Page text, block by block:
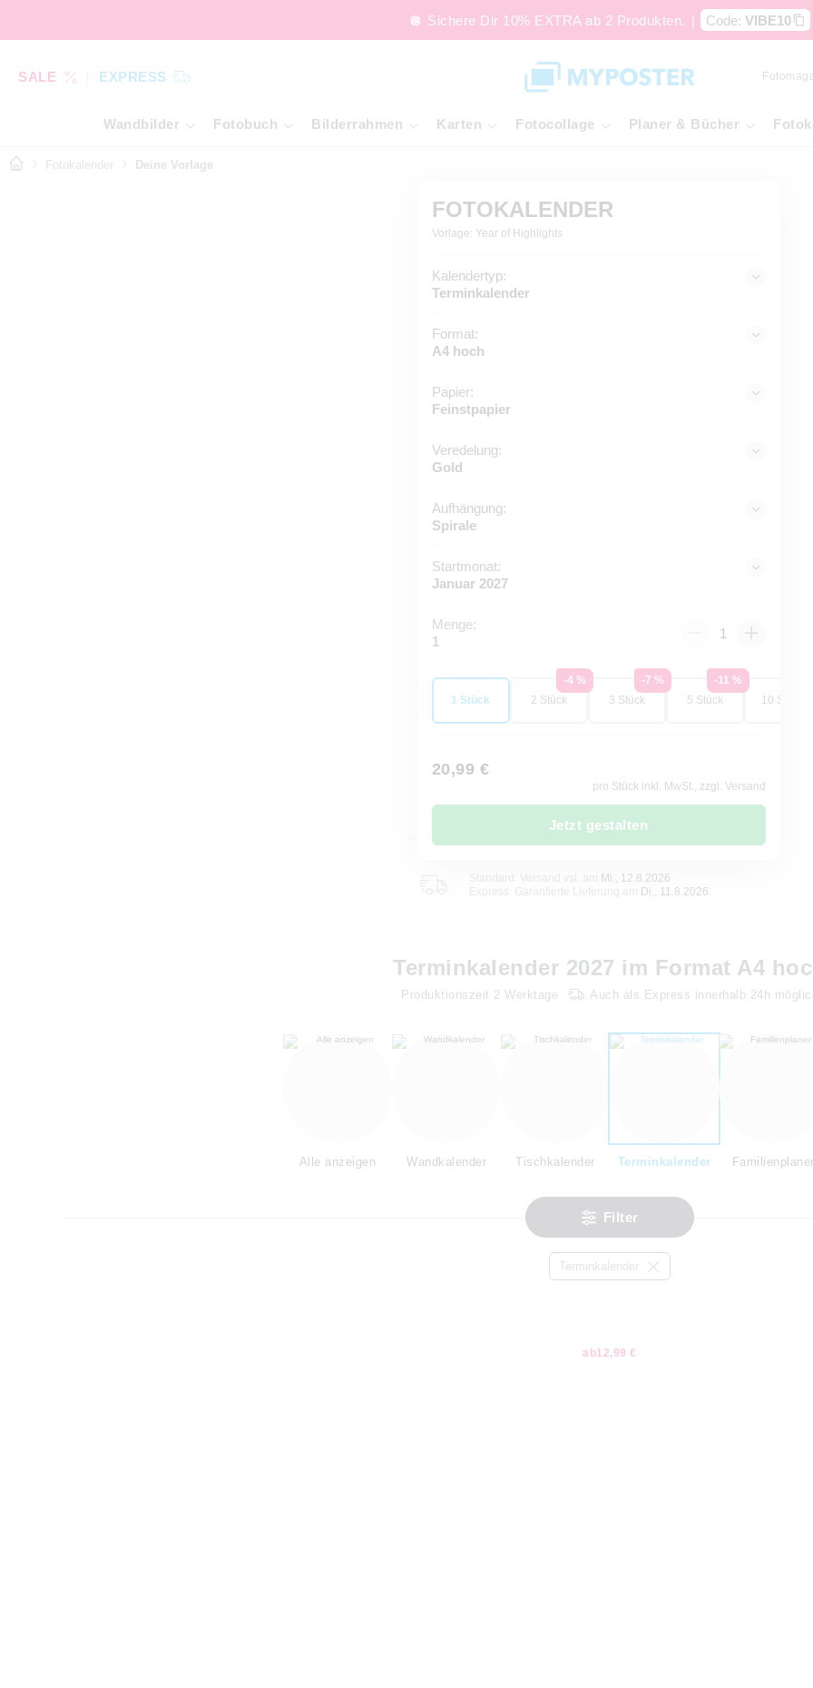
🪩 Sichere Dir 10% EXTRA ab 2 Produkten. | Code: VIBE10
SALE EXPRESS
Wandbilder Fotobuch Bilderrahmen Karten Fotocollage Planer & Bücher
Fotokalender Deine Vorlage
FOTOKALENDER
Vorlage: Year of Highlights
Kalendertyp:
Terminkalender
Format:
A4 hoch
Papier:
Feinstpapier
Veredelung:
Gold
Aufhängung:
Spirale
Startmonat:
Januar 2027
Menge:
1
1 Stück
-4 %
2 Stück
-7 %
3 Stück
-11 %
5 Stück
10 Stück
20,99 €
pro Stück inkl. MwSt., zzgl. Versand
Jetzt gestalten
Mi., 12.8.2026
Express: Garantierte Lieferung am Di., 11.8.2026
Terminkalender 2027 im Format A4
Produktionszeit 2 Werktage Auch als Express innerhalb 24h
Alle anzeigen Wandkalender Tischkalender Terminkalender Familienplaner
Filter
Terminkalender
ab12,99 €